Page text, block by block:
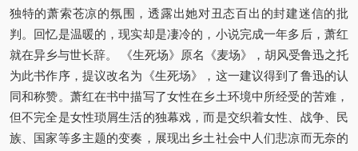
独特的萧索苍凉的氛围，透露出她对丑态百出的封建迷信的批
判。回忆是温暖的，现实却是凄冷的，小说完成一年多后，萧红
就在异乡与世长辞。 《生死场》原名《麦场》，胡风受鲁迅之托
为此书作序，提议改名为《生死场》，这一建议得到了鲁迅的认
同和称赞。萧红在书中描写了女性在乡土环境中所经受的苦难，
但不完全是女性琐屑生活的独幕戏，而是交织着女性、战争、民
族、国家等多主题的变奏，展现出乡土社会中人们悲凉而无奈的